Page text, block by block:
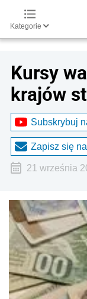
Kategorie
Kursy
krajów
Subskrybuj
Zapisz się
21 września